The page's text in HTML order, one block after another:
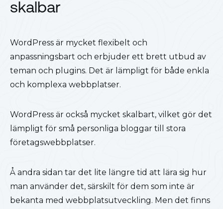
skalbar
WordPress är mycket flexibelt och
anpassningsbart och erbjuder ett brett utbud av
teman och plugins. Det är lämpligt för både enkla
och komplexa webbplatser.
WordPress är också mycket skalbart, vilket gör det
lämpligt för små personliga bloggar till stora
företagswebbplatser.
Å andra sidan tar det lite längre tid att lära sig hur
man använder det, särskilt för dem som inte är
bekanta med webbplatsutveckling. Men det finns